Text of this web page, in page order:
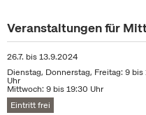
Veranstaltungen für
26.7. bis13.9.2024
Dienstag, Donnerstag, Freitag: 9 bis
Uhr
Mittwoch: 9 bis 19:30 Uhr
Eintritt frei